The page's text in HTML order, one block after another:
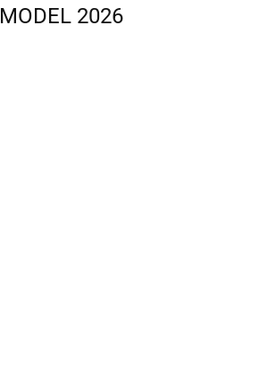
MODEL 2026